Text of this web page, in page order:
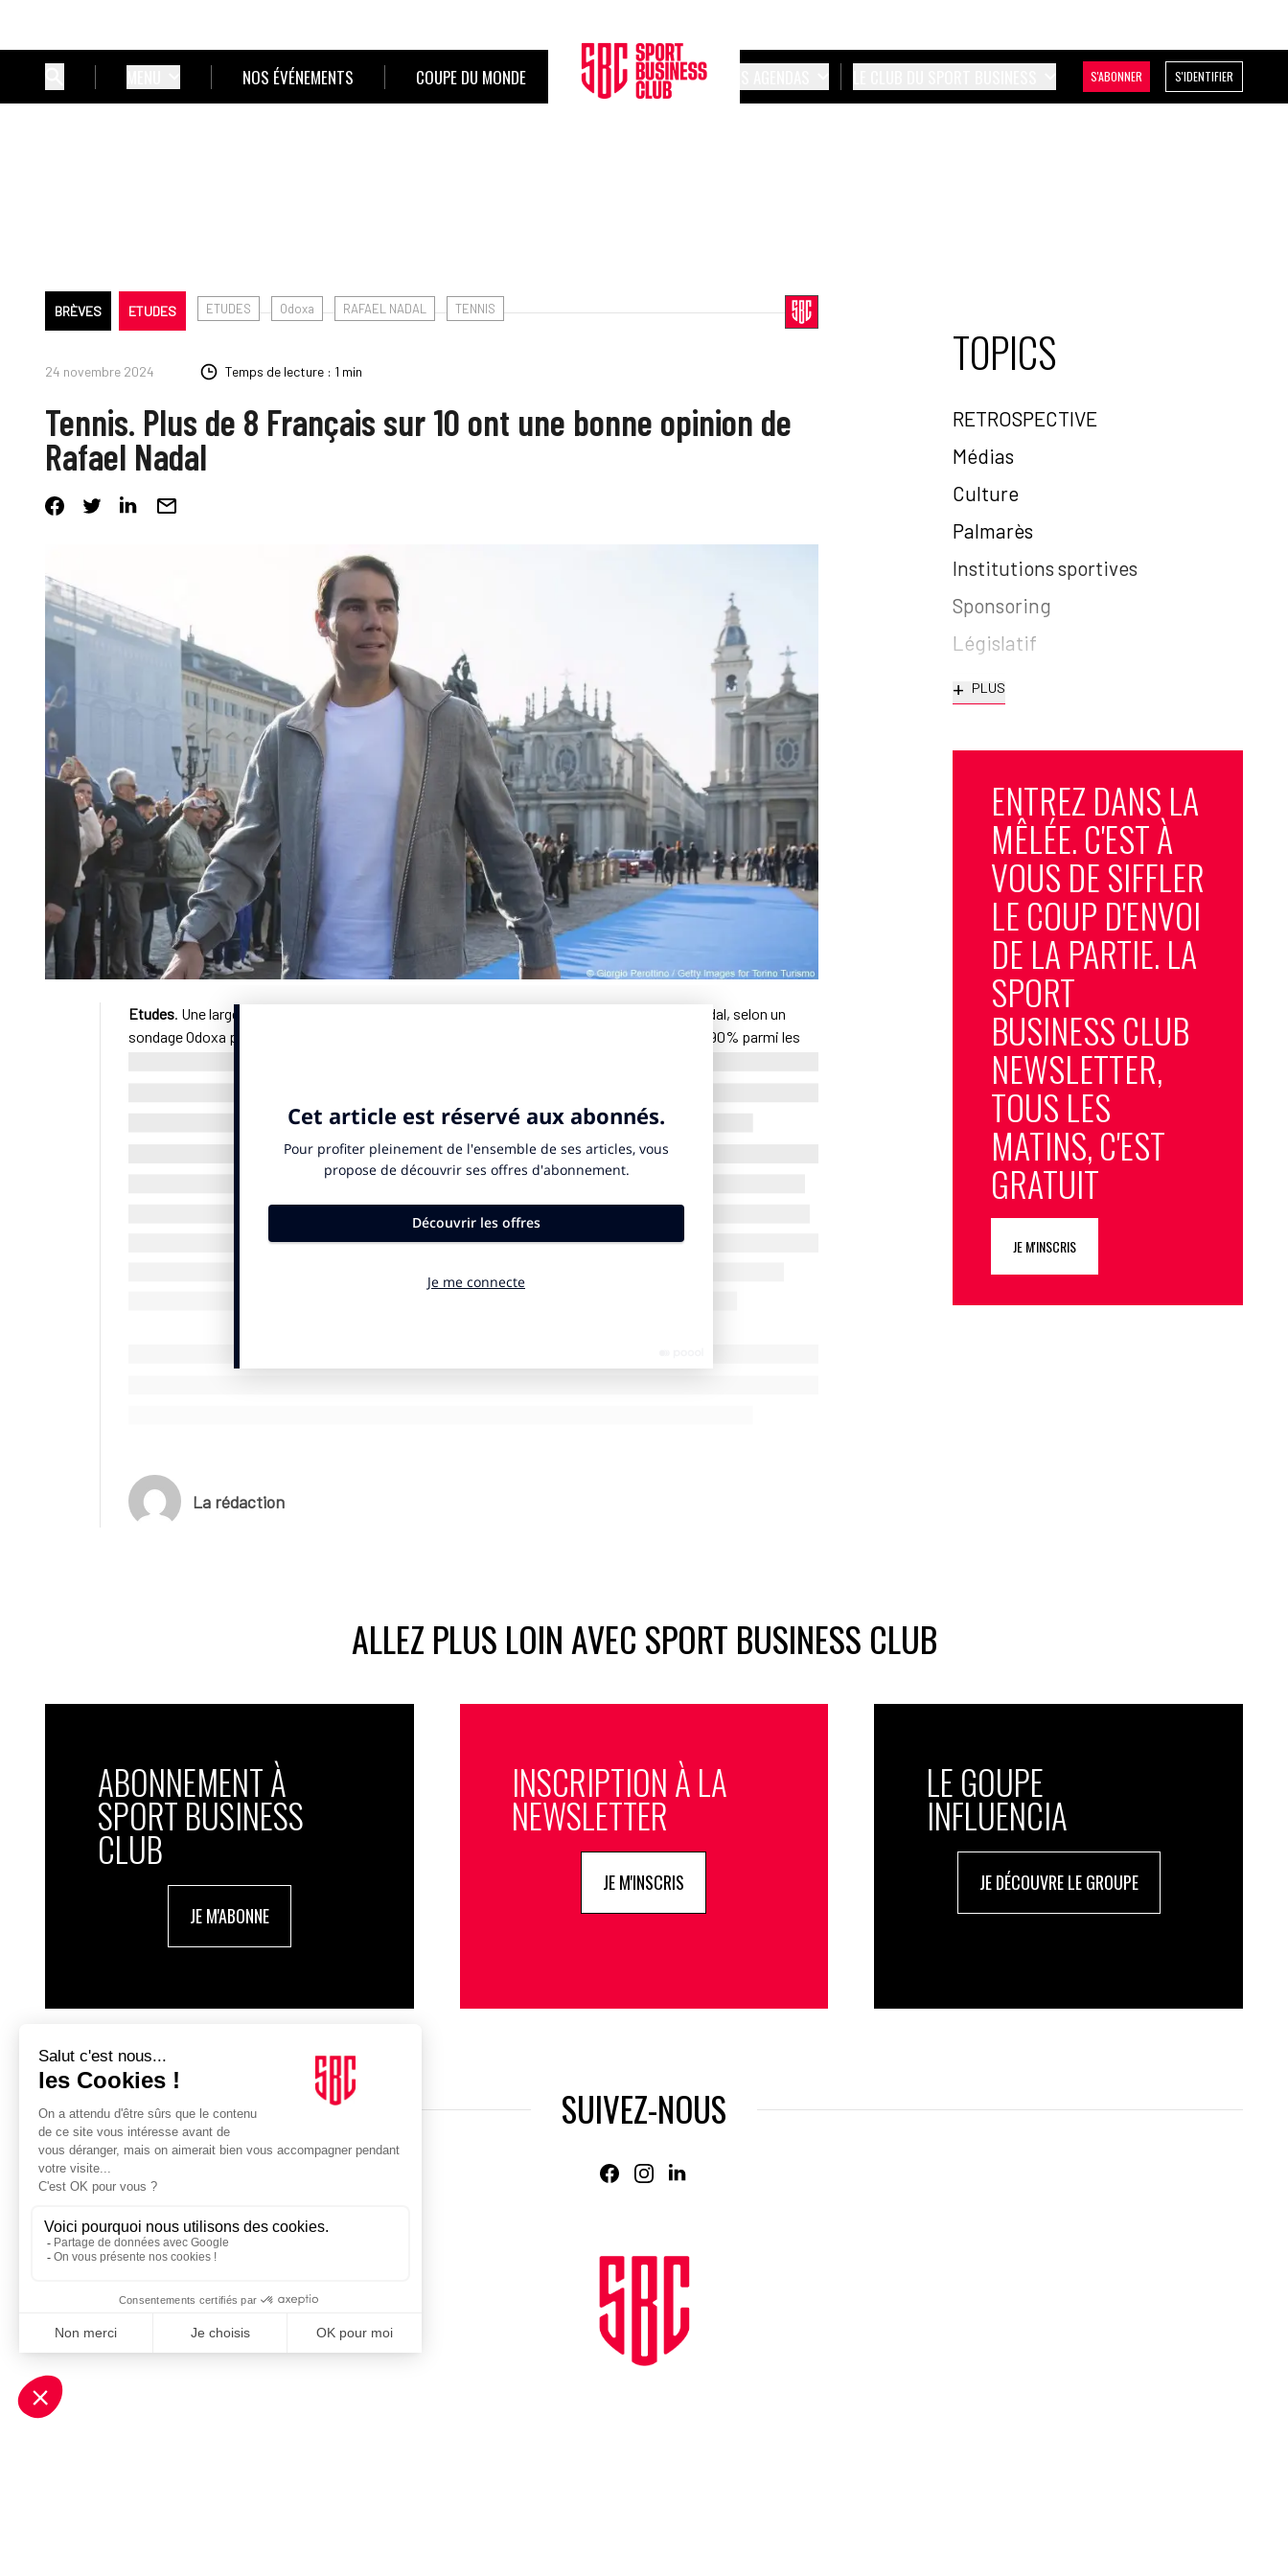
NOS ÉVÉNEMENTS COUPE DU MONDE S'ABONNER S'IDENTIFIER
BRÈVES ETUDES ETUDES Odoxa RAFAEL NADAL TENNIS
24 novembre 2024 Temps de lecture : 1 min
Tennis. Plus de 8 Français sur 10 ont une bonne opinion de
Rafael Nadal
Etudes. Une large majorité de Français (85%) déclare avoir une “bonne opinion” de Rafael Nadal, selon un
sondage Odoxa pour RTL et Winamax publié dimanche 24 novembre 2024. Ce taux monte à 90% parmi les
© SportBusiness.Club Novembre2024
et 21 novembre 2024.
La rédaction
TOPICS
RETROSPECTIVE
Médias
Culture
Palmarès
Institutions sportives
Sponsoring
Législatif
+ PLUS
ENTREZ DANS LA
MÊLÉE. C'EST À
VOUS DE SIFFLER
LE COUP D'ENVOI
DE LA PARTIE. LA
SPORT
BUSINESS CLUB
NEWSLETTER,
TOUS LES
MATINS, C'EST
GRATUIT
JE M'INSCRIS
ALLEZ PLUS LOIN AVEC SPORT BUSINESS CLUB
ABONNEMENT À
SPORT BUSINESS
CLUB
JE M'ABONNE
INSCRIPTION À LA
NEWSLETTER
JE M'INSCRIS
LE GOUPE
INFLUENCIA
JE DÉCOUVRE LE GROUPE
SUIVEZ-NOUS